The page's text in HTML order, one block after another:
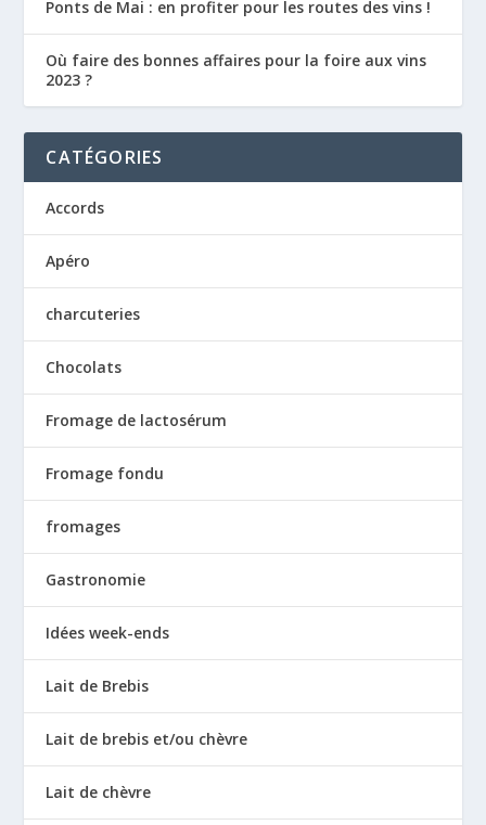
Ponts de Mai : en profiter pour les routes des vins !
Où faire des bonnes affaires pour la foire aux vins
2023 ?
CATÉGORIES
Accords
Apéro
charcuteries
Chocolats
Fromage de lactosérum
Fromage fondu
fromages
Gastronomie
Idées week-ends
Lait de Brebis
Lait de brebis et/ou chèvre
Lait de chèvre